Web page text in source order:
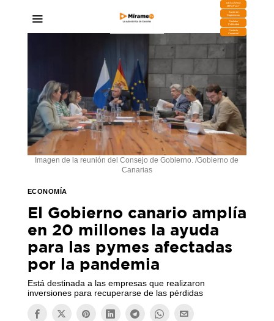
DESCARGA
MIRAPLAY
Buzón de
Sugerencias
Contratar
Publicidad
Contacto
Comercial
Imagen de la reunión del Consejo de Gobierno. /Gobierno de
Canarias
ECONOMÍA
El Gobierno canario amplía
en 20 millones la ayuda
para las pymes afectadas
por la pandemia
Está destinada a las empresas que realizaron
inversiones para recuperarse de las pérdidas